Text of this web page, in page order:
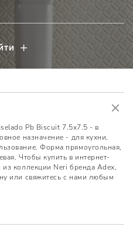
Pb Biscuit 7.5x7.5 - в
назначение - для кухни,
Форма прямоугольная,
Чтобы купить в интернет-
из коллекции Neri бренда Adex,
или свяжитесь с нами любым